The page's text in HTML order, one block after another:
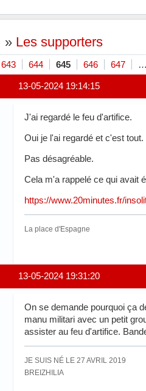
» Les supporters
643 644 645 646 647 …
13-05-2024 19:14:15
J'ai regardé le feu d'artifice.
Oui je l'ai regardé et c'est tout.
Pas désagréable.
Cela m'a rappelé ce qui avait
https://www.20minutes.fr/
La place d'Espagne
13-05-2024 19:31:20
On se demande pourquoi ça
manu militari avec un petit
assister au feu d'artifice.
JE SUIS NÉ LE 27 AVRIL 2019
BREIZHILIA